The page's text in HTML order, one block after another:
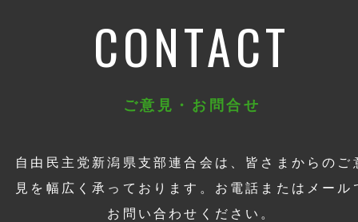
CONTACT
ご意見・お問合せ
自由民主党新潟県支部連合会は、皆さまからのご
見を幅広く承っております。お電話またはメール
お問い合わせください。